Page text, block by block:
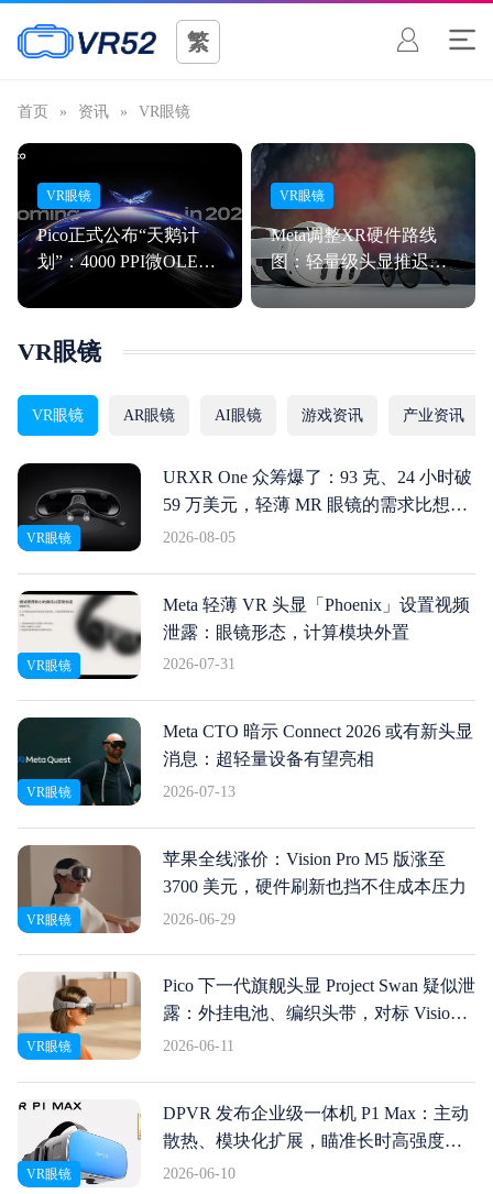
繁
首页 » 资讯 » VR眼镜
VR眼镜
Pico正式公布“天鹅计
划”：4000 PPI微OLED
+ 自研视觉芯片，剑指
高端XR市场
VR眼镜
Meta调整XR硬件路线
图：轻量级头显推迟至
2027年，Quest 4转向游
戏定位
VR眼镜
VR眼镜 AR眼镜 AI眼镜 游戏资讯 产业资讯
VR眼镜
URXR One 众筹爆了：93 克、24 小时破
59 万美元，轻薄 MR 眼镜的需求比想象
中猛
2026-08-05
VR眼镜
Meta 轻薄 VR 头显「Phoenix」设置视频
泄露：眼镜形态，计算模块外置
2026-07-31
VR眼镜
Meta CTO 暗示 Connect 2026 或有新头显
消息：超轻量设备有望亮相
2026-07-13
VR眼镜
苹果全线涨价：Vision Pro M5 版涨至
3700 美元，硬件刷新也挡不住成本压力
2026-06-29
VR眼镜
Pico 下一代旗舰头显 Project Swan 疑似泄
露：外挂电池、编织头带，对标 Vision
Pro 和 Galaxy XR
2026-06-11
VR眼镜
DPVR 发布企业级一体机 P1 Max：主动
散热、模块化扩展，瞄准长时高强度商
用场景
2026-06-10